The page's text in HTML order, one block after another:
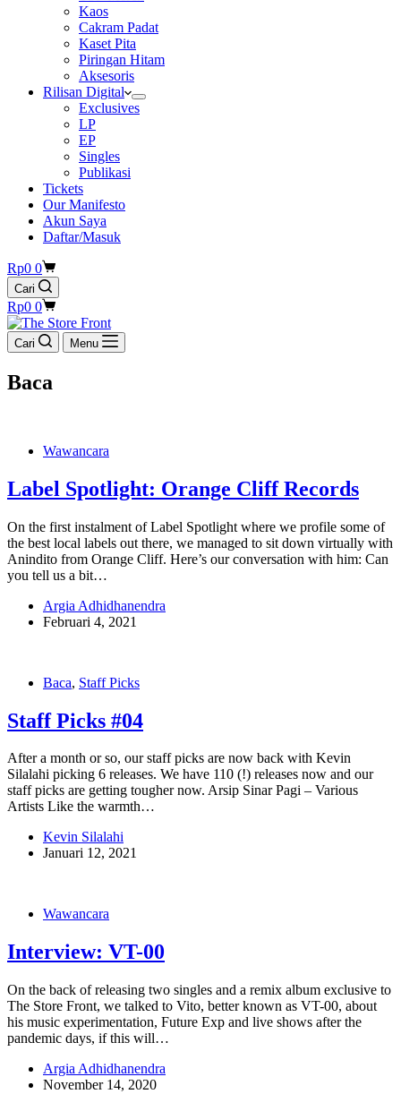
Kaos
Cakram Padat
Kaset Pita
Piringan Hitam
Aksesoris
Rilisan Digital
Exclusives
LP
EP
Singles
Publikasi
Tickets
Our Manifesto
Akun Saya
Daftar/Masuk
Shopping
cart
Rp0 0
Cari
Shopping
cart
Rp0 0
Cari Menu
Baca
Wawancara
Label Spotlight: Orange Cliff Records
On the first instalment of Label Spotlight where we profile some of
the best local labels out there, we managed to sit down virtually with
Anindito from Orange Cliff. Here’s our conversation with him: Can
you tell us a bit…
Argia Adhidhanendra
Februari 4, 2021
Baca, Staff Picks
Staff Picks #04
After a month or so, our staff picks are now back with Kevin
Silalahi picking 6 releases. We have 110 (!) releases now and our
staff picks are getting tougher now. Arsip Sinar Pagi – Various
Artists Like the warmth…
Kevin Silalahi
Januari 12, 2021
Wawancara
Interview: VT-00
On the back of releasing two singles and a remix album exclusive to
The Store Front, we talked to Vito, better known as VT-00, about
his music experimentation, Future Exp and live shows after the
pandemic days, if this will…
Argia Adhidhanendra
November 14, 2020